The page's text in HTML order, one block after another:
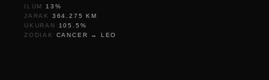
ILUM 13 %
JARAK
364.275
KM
UKURAN
105.5 %
ZODIAK
CANCER → LEO